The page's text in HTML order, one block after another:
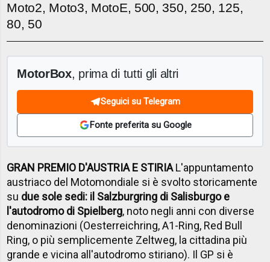
Moto2, Moto3, MotoE, 500, 350, 250, 125,
80, 50
MotorBox, prima di tutti gli altri
Seguici su Telegram
Fonte preferita su Google
GRAN PREMIO D'AUSTRIA E STIRIAL'appuntamento
austriaco del Motomondiale si è svolto storicamente
su due sole sedi: il Salzburgring di Salisburgo e
l'autodromo di Spielberg, noto negli anni con diverse
denominazioni (Oesterreichring, A1-Ring, Red Bull
Ring, o più semplicemente Zeltweg, la cittadina più
grande e vicina all'autodromo stiriano). Il GP si è